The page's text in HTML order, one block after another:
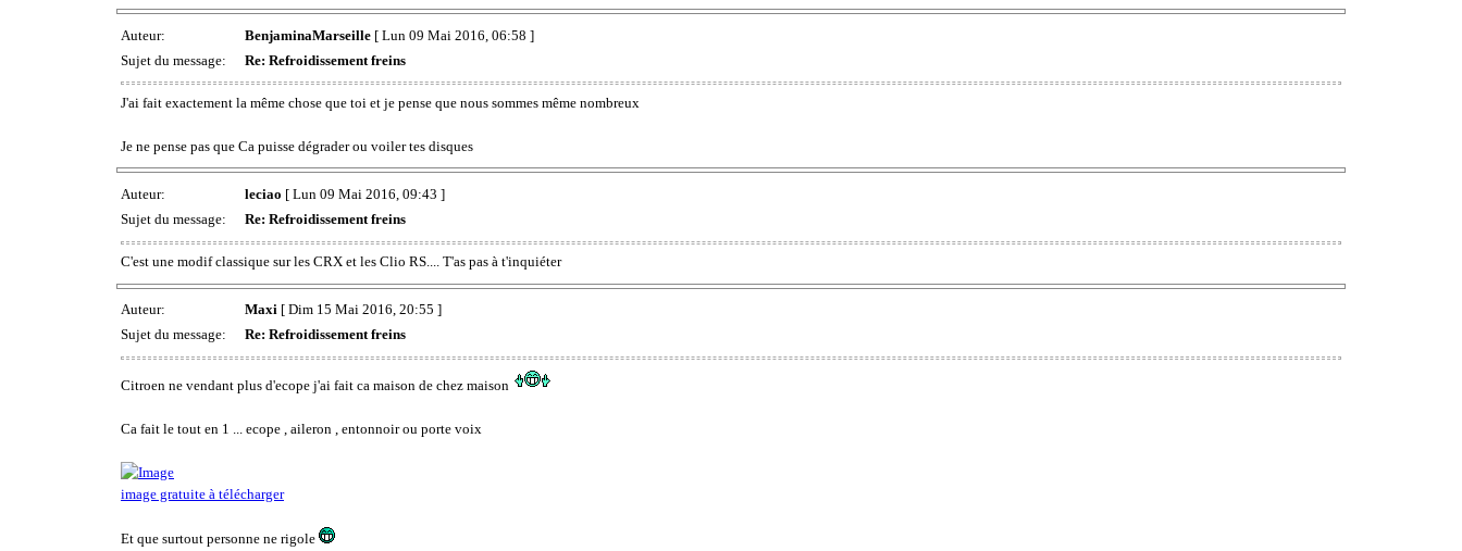
Auteur: BenjaminaMarseille [ Lun 09 Mai 2016, 06:58 ]
Sujet du message:
Re: Refroidissement freins
J'ai fait exactement la même chose que toi et je pense que nous sommes même nombreux
Je ne pense pas que Ca puisse dégrader ou voiler tes disques
Auteur: leciao [ Lun 09 Mai 2016, 09:43 ]
Sujet du message:
Re: Refroidissement freins
C'est une modif classique sur les CRX et les Clio RS.... T'as pas à t'inquiéter
Auteur: Maxi [ Dim 15 Mai 2016, 20:55 ]
Sujet du message:
Re: Refroidissement freins
Citroen ne vendant plus d'ecope j'ai fait ca maison de chez maison
Ca fait le tout en 1 ... ecope , aileron , entonnoir ou porte voix
image gratuite à télécharger
Et que surtout personne ne rigole